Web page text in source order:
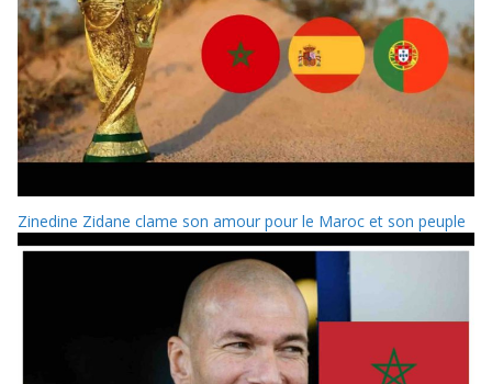
Zinedine Zidane clame son amour pour le Maroc et son peuple